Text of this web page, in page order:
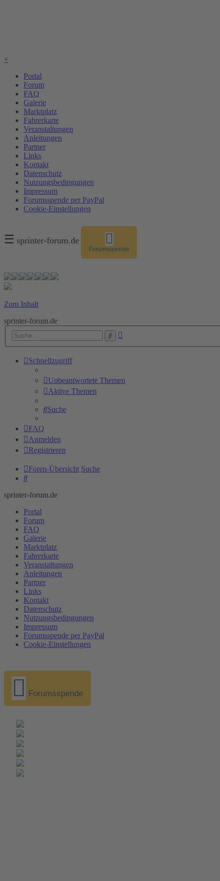
×
Portal
Forum
FAQ
Galerie
Marktplatz
Fahrerkarte
Veranstaltungen
Anleitungen
Partner
Links
Kontakt
Datenschutz
Nutzungsbedingungen
Impressum
Forumsspende per PayPal
Cookie-Einstellungen
☰ sprinter-forum.de
Forumsspende
Zum Inhalt
sprinter-forum.de
Suche
Schnellzugriff
Unbeantwortete Themen
Aktive Themen
Suche
FAQ
Anmelden
Registrieren
Foren-Übersicht Suche
Suche
sprinter-forum.de
Portal
Forum
FAQ
Galerie
Marktplatz
Fahrerkarte
Veranstaltungen
Anleitungen
Partner
Links
Kontakt
Datenschutz
Nutzungsbedingungen
Impressum
Forumsspende per PayPal
Cookie-Einstellungen
Forumsspende